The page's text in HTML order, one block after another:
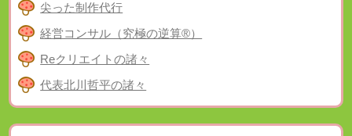
尖った制作代行
経営コンサル（究極の逆算®）
Reクリエイトの諸々
代表北川哲平の諸々